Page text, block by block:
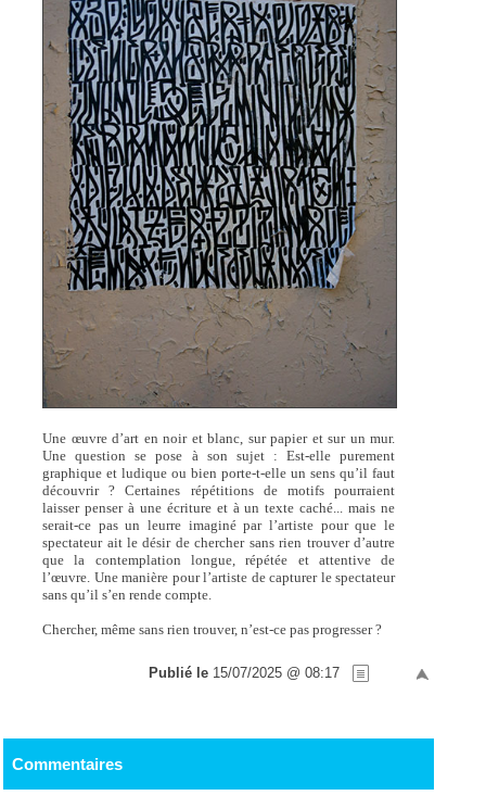
Une œuvre d’art en noir et blanc, sur papier et sur un mur.
Une question se pose à son sujet : Est-elle purement
graphique et ludique ou bien porte-t-elle un sens qu’il faut
découvrir ? Certaines répétitions de motifs pourraient
laisser penser à une écriture et à un texte caché... mais ne
serait-ce pas un leurre imaginé par l’artiste pour que le
spectateur ait le désir de chercher sans rien trouver d’autre
que la contemplation longue, répétée et attentive de
l’œuvre. Une manière pour l’artiste de capturer le spectateur
sans qu’il s’en rende compte.
Chercher, même sans rien trouver, n’est-ce pas progresser ?
Publié le 15/07/2025 @ 08:17
Commentaires